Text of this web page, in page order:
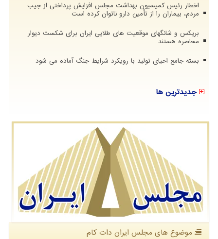
اخطار رئیس کمیسیون بهداشت مجلس افزایش پرداختی از جیب
مردم، بیماران را از تأمین دارو ناتوان کرده است
بریکس و شانگهای موقعیت های طلایی ایران برای شکست دیوار
محاصره هستند
بسته جامع احیای تولید با رویکرد شرایط جنگ آماده می شود
جدیدترین ها
موضوع های مجلس ایران دات كام